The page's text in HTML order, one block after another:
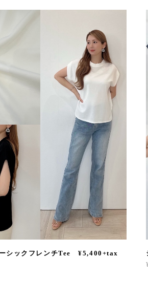
シックフレンチTee ¥5,400+tax